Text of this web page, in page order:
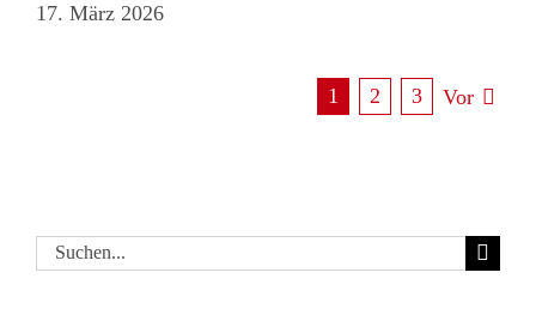
17. März 2026
1 2 3 Vor
Suche